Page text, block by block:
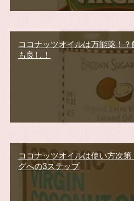
ココナッツオイルは万能薬！
も良し！
ココナッツオイルは使い方次
グへの3ステップ